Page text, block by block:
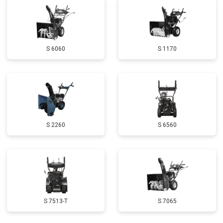
Замена глушителя Заказать
Замена маховика от 3050 ₽ Заказать
Натяжка тросов от 2700 ₽ Заказать
Ремонт электропроводки от 3150 ₽
Полное ТО от 4900 ₽
Регулировка зазоров клапанов от 2800 ₽ Заказать
Замена свечей зажигания от 1820 ₽
Ремонт сцепления от 3800 ₽ Заказать
S 6060 S 1170
S 2260 S 6560
S 7513-T S 7065